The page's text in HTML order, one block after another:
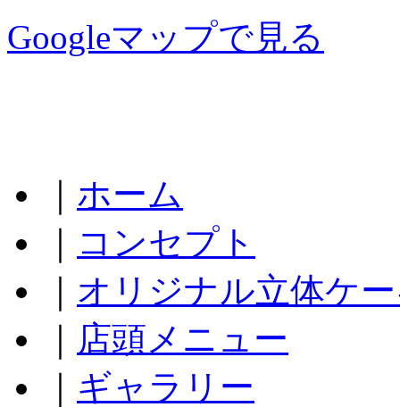
Googleマップで見る
ホーム
コンセプト
オリジナル立体ケ
店頭メニュー
ギャラリー